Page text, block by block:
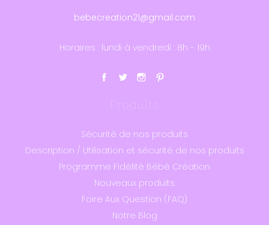
bebecreation21@gmail.com
Horaires : lundi à vendredi : 8h - 19h
Produits
Sécurité de nos produits
Description / Utilisation et sécurité de nos produits
Programme Fidélité Bébé Création
Nouveaux produits
Foire Aux Question (FAQ)
Notre Blog